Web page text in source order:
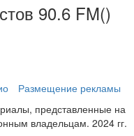
90.6 FM()
Размещение рекламы
представленные на
владельцам. 2024 гг.